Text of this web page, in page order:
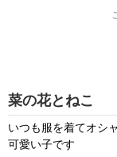
菜の花とねこ
いつも服を着てオシ
可愛い子です